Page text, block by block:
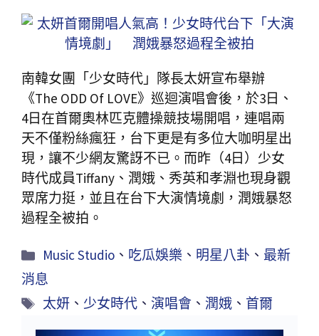
南韓女團「少女時代」隊長太妍宣布舉辦
《The ODD Of LOVE》巡迴演唱會後，於3日、
4日在首爾奧林匹克體操競技場開唱，連唱兩
天不僅粉絲瘋狂，台下更是有多位大咖明星出
現，讓不少網友驚訝不已。而昨（4日）少女
時代成員Tiffany、潤娥、秀英和孝淵也現身觀
眾席力挺，並且在台下大演情境劇，潤娥暴怒
過程全被拍。
Music Studio 、 吃瓜娛樂 、 明星八卦 、最新
消息
太妍 、少女時代 、 演唱會 、 潤娥 、 首爾